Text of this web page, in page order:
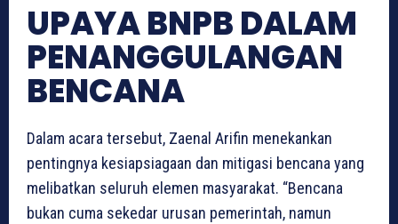
UPAYA BNPB DALAM
PENANGGULANGAN
BENCANA
Dalam acara tersebut, Zaenal Arifin menekankan
pentingnya kesiapsiagaan dan mitigasi bencana yang
melibatkan seluruh elemen masyarakat. “Bencana
bukan cuma sekedar urusan pemerintah, namun